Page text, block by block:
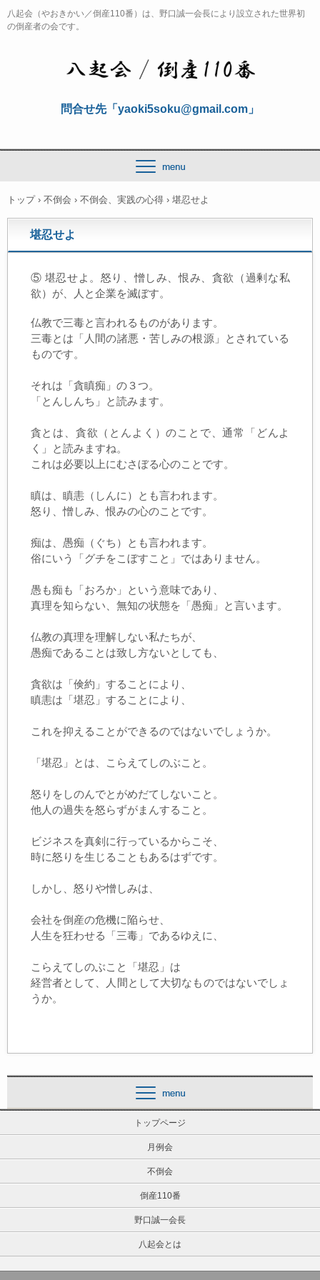
八起会（やおきかい／倒産110番）は、野口誠一会長により設立された世界初
の倒産者の会です。
問合せ先「yaoki5soku@gmail.com」
トップ › 不倒会 › 不倒会、実践の心得 › 堪忍せよ
堪忍せよ
⑤ 堪忍せよ。怒り、憎しみ、恨み、貪欲（過剰な私
欲）が、人と企業を滅ぼす。
仏教で三毒と言われるものがあります。
三毒とは「人間の諸悪・苦しみの根源」とされている
ものです。
それは「貪瞋痴」の３つ。
「とんしんち」と読みます。
貪とは、貪欲（とんよく）のことで、通常「どんよ
く」と読みますね。
これは必要以上にむさぼる心のことです。
瞋は、瞋恚（しんに）とも言われます。
怒り、憎しみ、恨みの心のことです。
痴は、愚痴（ぐち）とも言われます。
俗にいう「グチをこぼすこと」ではありません。
愚も痴も「おろか」という意味であり、
真理を知らない、無知の状態を「愚痴」と言います。
仏教の真理を理解しない私たちが、
愚痴であることは致し方ないとしても、
貪欲は「倹約」することにより、
瞋恚は「堪忍」することにより、
これを抑えることができるのではないでしょうか。
「堪忍」とは、こらえてしのぶこと。
怒りをしのんでとがめだてしないこと。
他人の過失を怒らずがまんすること。
ビジネスを真剣に行っているからこそ、
時に怒りを生じることもあるはずです。
しかし、怒りや憎しみは、
会社を倒産の危機に陥らせ、
人生を狂わせる「三毒」であるゆえに、
こらえてしのぶこと「堪忍」は
経営者として、人間として大切なものではないでしょ
うか。
トップページ
月例会
不倒会
倒産110番
野口誠一会長
八起会とは